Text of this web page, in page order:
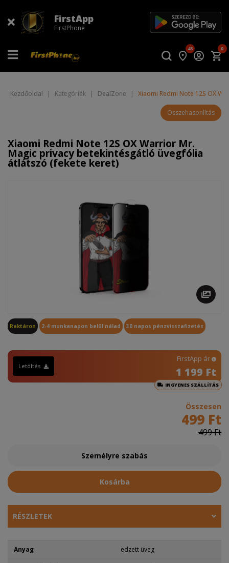
FirstApp
FirstPhone
45 0
Kezdőoldal | Kategóriák | DealZone | Xiaomi Redmi Note 12S OX
Összehasonlítás
Xiaomi Redmi Note 12S OX Warrior Mr.
Magic privacy betekintésgátló üvegfólia
átlátszó (fekete keret)
Raktáron 2-4 munkanapon belül nálad 30 napos pénzvisszafizetés
Letöltés
FirstApp ár
1 199 Ft
INGYENES SZÁLLÍTÁS
Összesen
499 Ft
499 Ft
Személyre szabás
Kosárba
RÉSZLETEK
Anyag edzett üveg